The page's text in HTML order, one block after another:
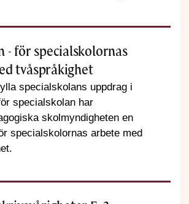
och svenska.
- för specialskolornas
tvåspråkighet
specialskolans uppdrag i
specialskolan har
skolmyndigheten en
specialskolornas arbete med